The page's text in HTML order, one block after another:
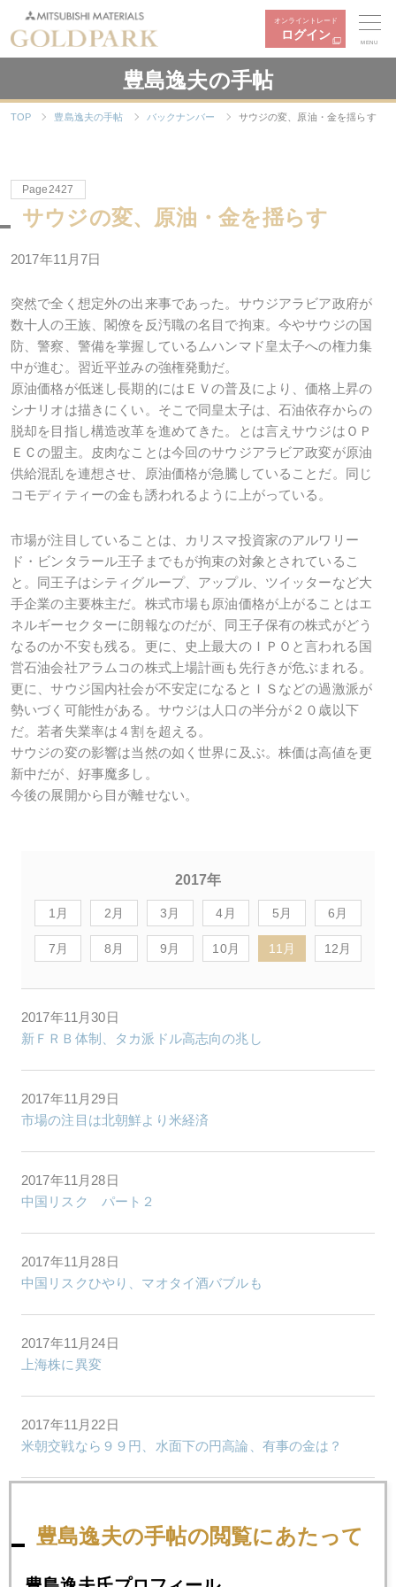
オンライントレード
ログイン
MENU
豊島逸夫の手帖
TOP 豊島逸夫の手帖 バックナンバー サウジの変、原油・金を揺らす
Page2427
サウジの変、原油・金を揺らす
2017年11月7日
突然で全く想定外の出来事であった。サウジアラビア政府が
数十人の王族、閣僚を反汚職の名目で拘束。今やサウジの国
防、警察、警備を掌握しているムハンマド皇太子への権力集
中が進む。習近平並みの強権発動だ。
原油価格が低迷し長期的にはＥＶの普及により、価格上昇の
シナリオは描きにくい。そこで同皇太子は、石油依存からの
脱却を目指し構造改革を進めてきた。とは言えサウジはＯＰ
ＥＣの盟主。皮肉なことは今回のサウジアラビア政変が原油
供給混乱を連想させ、原油価格が急騰していることだ。同じ
コモディティーの金も誘われるように上がっている。
市場が注目していることは、カリスマ投資家のアルワリー
ド・ビンタラール王子までもが拘束の対象とされているこ
と。同王子はシティグループ、アップル、ツイッターなど大
手企業の主要株主だ。株式市場も原油価格が上がることはエ
ネルギーセクターに朗報なのだが、同王子保有の株式がどう
なるのか不安も残る。更に、史上最大のＩＰＯと言われる国
営石油会社アラムコの株式上場計画も先行きが危ぶまれる。
更に、サウジ国内社会が不安定になるとＩＳなどの過激派が
勢いづく可能性がある。サウジは人口の半分が２０歳以下
だ。若者失業率は４割を超える。
サウジの変の影響は当然の如く世界に及ぶ。株価は高値を更
新中だが、好事魔多し。
今後の展開から目が離せない。
2017年
1月 2月 3月 4月 5月 6月
7月 8月 9月 10月 11月 12月
2017年11月30日
新ＦＲＢ体制、タカ派ドル高志向の兆し
2017年11月29日
市場の注目は北朝鮮より米経済
2017年11月28日
中国リスク パート２
2017年11月28日
中国リスクひやり、マオタイ酒バブルも
2017年11月24日
上海株に異変
2017年11月22日
米朝交戦なら９９円、水面下の円高論、有事の金は？
メルケル・メイ危機
豊島逸夫の手帖の閲覧にあたって